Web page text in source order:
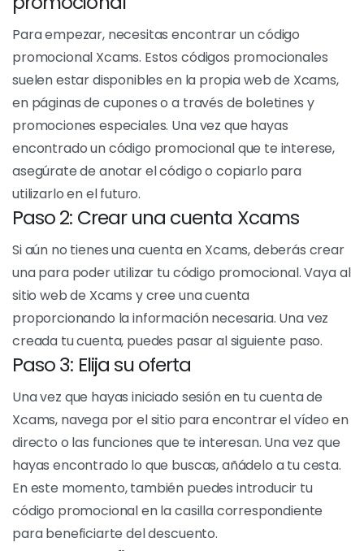
Cómo utilizar el código
promocional Xcams
Utilizar el Código Promocional Xcams es fácil y rápido.
Aquí tienes los pasos a seguir para beneficiarte de
estos extraordinarios descuentos:
Paso 1: Encuentre su código
promocional
Para empezar, necesitas encontrar un código
promocional Xcams. Estos códigos promocionales
suelen estar disponibles en la propia web de Xcams,
en páginas de cupones o a través de boletines y
promociones especiales. Una vez que hayas
asegúrate de anotar el código o copiarlo para
utilizarlo en el futuro.
Paso 2: Crear una cuenta
Xcams
Si aún no tienes una cuenta en Xcams, deberás crear
una para poder utilizar tu código promocional. Vaya al